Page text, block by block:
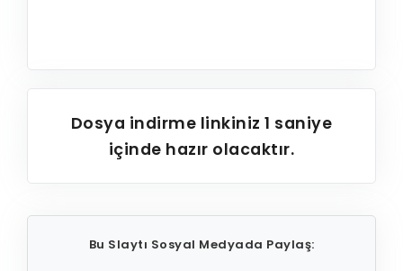
Dosya indirme linkiniz1 saniye
içinde hazır olacaktır.
Bu Slaytı Sosyal Medyada Paylaş: